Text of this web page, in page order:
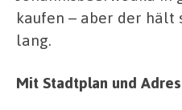
kaufen – aber der hält
lang.
Mit Stadtplan und